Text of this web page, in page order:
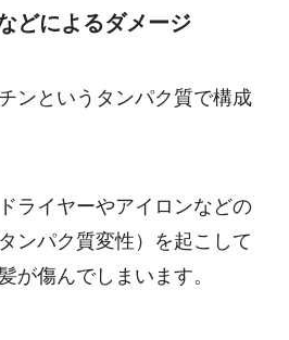
どによるダメージ
ンというタンパク質で構成
ライヤーやアイロンなどの
ンパク質変性）を起こして
が傷んでしまいます。